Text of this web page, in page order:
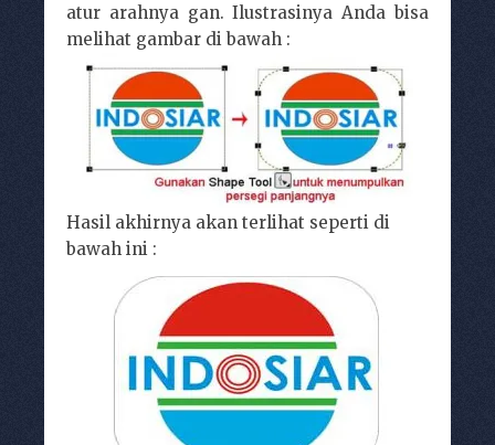
atur arahnya gan. Ilustrasinya Anda bisa
melihat gambar di bawah :
Hasil akhirnya akan terlihat seperti di
bawah ini :